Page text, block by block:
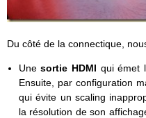
Du côté de la connectique,
Unesortie HDMI qui émet
Ensuite, par configuration
qui évite un scaling
la résolution de son